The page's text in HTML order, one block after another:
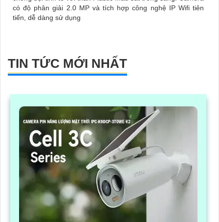
có độ phân giải 2.0 MP và tích hợp công nghệ IP Wifi tiên
tiến, dễ dàng sử dụng
TIN TỨC MỚI NHẤT